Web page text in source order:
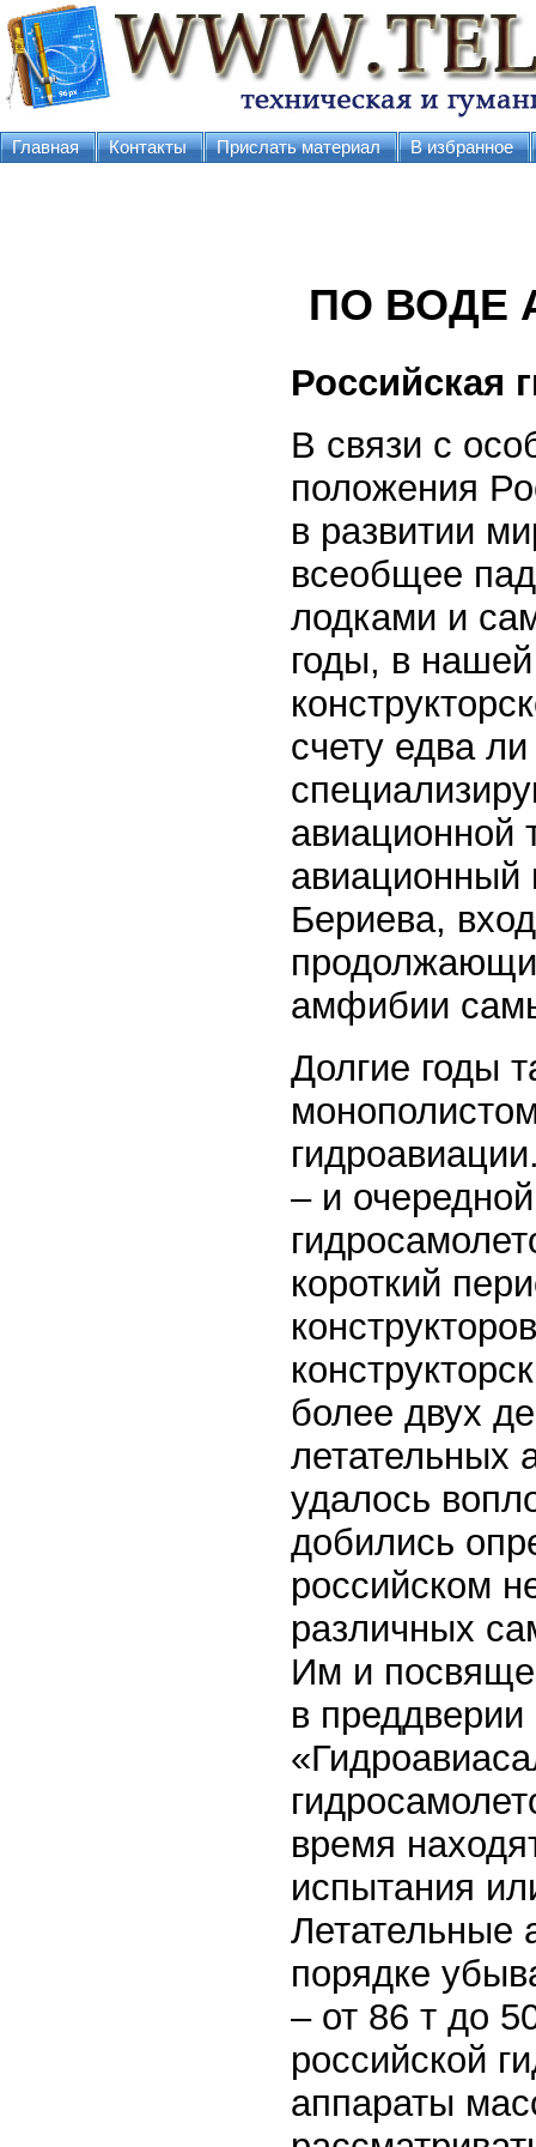
Главная Контакты Прислать материал В избранное
ПО ВОДЕ
Российская
В связи с
положения
в развитии
всеобщее
лодками и
годы, в
счету едва
авиационной
авиационный
Бериева,
амфибии
Долгие годы
– и
короткий
более двух
летательных
удалось
добились
российском
различных
Им и
в преддверии
время
испытания
Летательные
порядке
– от 86 т до
российской
аппараты